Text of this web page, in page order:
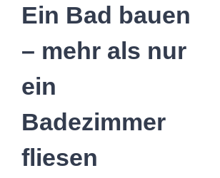
Ein Bad bauen
– mehr als nur
ein
Badezimmer
fliesen